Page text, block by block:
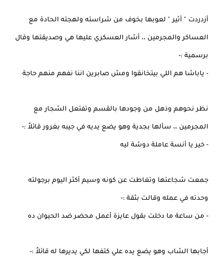
أزدردت " أثير " لعوبها بخوف من شراسته ولهجته الحادة مع
العساكر والمجرمين ،، أشار العسكري عليها هي وصديقتها وقال
برسمية :-
- ياباشا هم اللي بيتخانقوا ومش صابرين اننا نفهم منهم حاجة
نظر نحوهم وذهل من وجودها بالقسم وتفتعل الشجار مع
المجرمين ،، سألها بجدية وهو يضع يديه في جيبه بغرور قائلاً :-
- خير يا أنسة عاملة دوشة ليه
جمعت شجاعتها وتغاطت عن كونه وسيم أكثر اليوم برجولته
وحدته في عمله وقالت بثقة :-
- من ساعة ما دخلت بقول عايزة أعمل محضر ضد الحيوان ده
أجابها الشاب وهو يضع يده علي كتفها لكي يديرها له قائلاً :-